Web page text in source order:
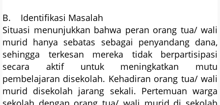
B. Identifikasi Masalah
Situasi menunjukkan bahwa peran orang tua/ wali
murid hanya sebatas sebagai penyandang dana,
sehingga terkesan mereka tidak berpartisipasi
secara aktif untuk meningkatkan mutu
pembelajaran disekolah. Kehadiran orang tua/ wali
murid disekolah jarang sekali. Pertemuan warga